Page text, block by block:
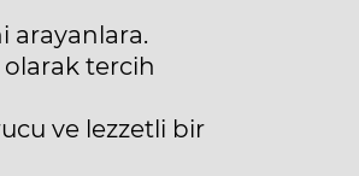
arayanlara.
olarak tercih
ve lezzetli bir